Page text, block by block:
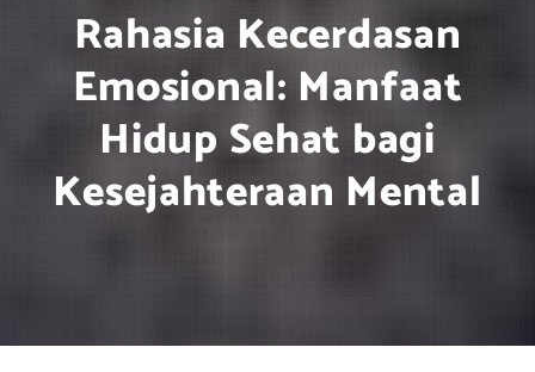
Rahasia Kecerdasan
Emosional: Manfaat
Hidup Sehat bagi
Kesejahteraan Mental